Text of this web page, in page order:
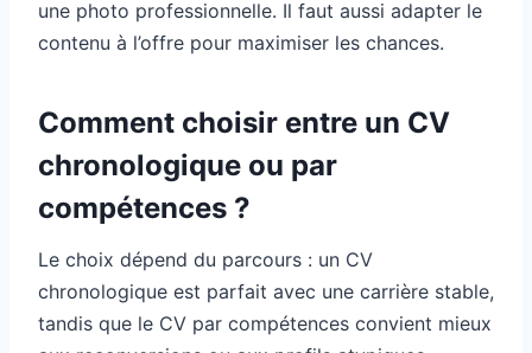
une photo professionnelle. Il faut aussi adapter le
contenu à l’offre pour maximiser les chances.
Comment choisir entre un CV
chronologique ou par
compétences ?
Le choix dépend du parcours : un CV
chronologique est parfait avec une carrière stable,
tandis que le CV par compétences convient mieux